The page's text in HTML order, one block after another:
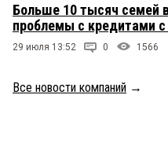
Больше 10 тысяч семей
проблемы с кредитами
29 июля 13:52 0 1566
Все новости компаний →